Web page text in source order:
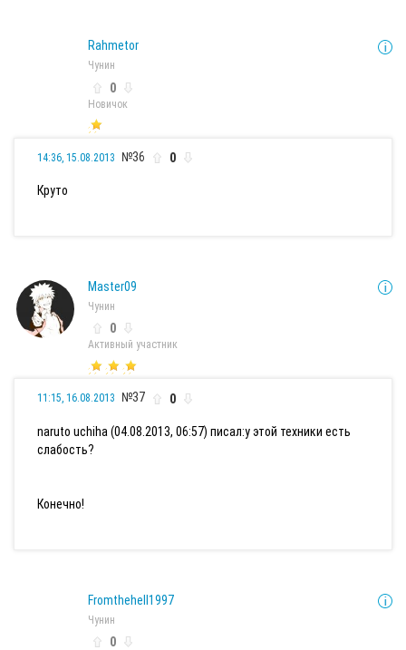
Rahmetor
Чунин
0
Новичок
14:36, 15.08.2013 №36 0
Круто
Master09
Чунин
0
Активный участник
11:15, 16.08.2013 №37 0
naruto uchiha (04.08.2013, 06:57) писал:у этой техники есть
слабость?
Конечно!
Fromthehell1997
Чунин
0